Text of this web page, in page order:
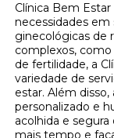
Clínica Bem
necessidades
ginecológicas de
complexos,
de fertilidade, a
variedade de
estar. Além
personalizado e
acolhida e
mais tempo e